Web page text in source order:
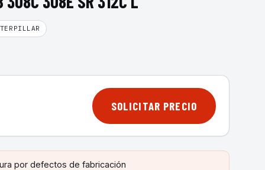
SOLICITAR PRECIO
por defectos de fabricación